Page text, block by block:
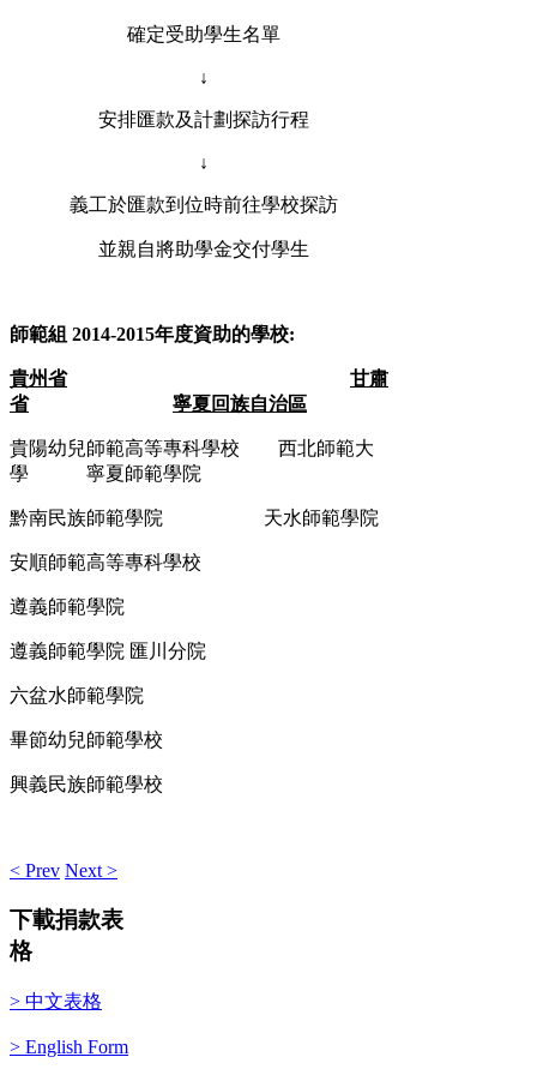
確定受助學生名單
↓
安排匯款及計劃探訪行程
↓
義工於匯款到位時前往學校探訪
並親自將助學金交付學生
師範組 2014-2015年度資助的學校:
貴州省
甘肅
省
寧夏回族自治區
貴陽幼兒師範高等專科學校 西北師範大
學
寧夏師範學院
黔南民族師範學院 天水師範學院
安順師範高等專科學校
遵義師範學院
遵義師範學院 匯川分院
六盆水師範學院
畢節幼兒師範學校
興義民族師範學校
< Prev Next >
下載捐款表
格
> 中文表格
> English Form